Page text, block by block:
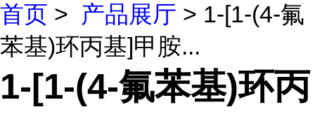
首页 > 产品展厅 > 1-[1-(4-氟
苯基)环丙基]甲胺...
1-[1-(4-氟苯基)环丙